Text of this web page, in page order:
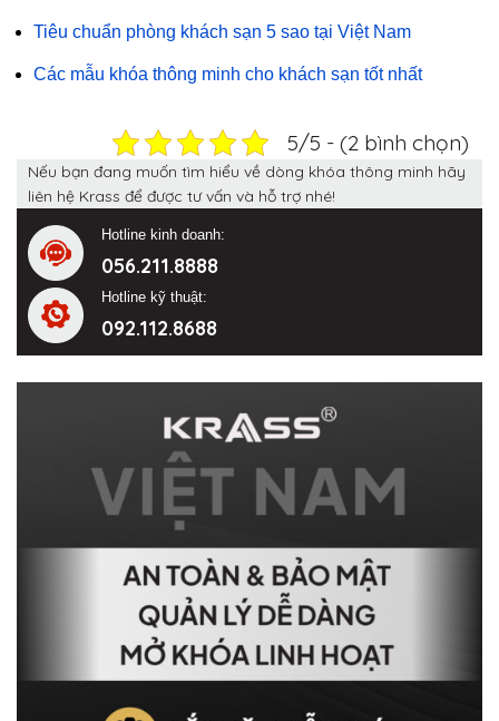
Tiêu chuẩn phòng khách sạn 5 sao tại Việt Nam
Các mẫu khóa thông minh cho khách sạn tốt nhất
5/5 - (2 bình chọn)
Nếu bạn đang muốn tìm hiểu về dòng khóa thông minh hãy
liên hệ Krass để được tư vấn và hỗ trợ nhé!
Hotline kinh doanh:
056.211.8888
Hotline kỹ thuật:
092.112.8688